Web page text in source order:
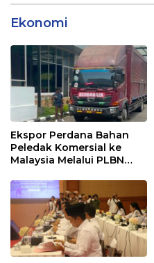
Ekonomi
Ekspor Perdana Bahan
Peledak Komersial ke
Malaysia Melalui PLBN